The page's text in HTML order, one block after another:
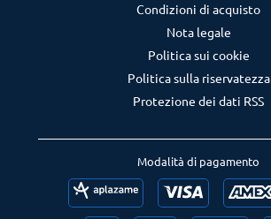
Modalità di pagamento
Condizioni di acquisto
Nota legale
Politica sui cookie
Politica sulla riservatezza
Protezione dei dati RSS